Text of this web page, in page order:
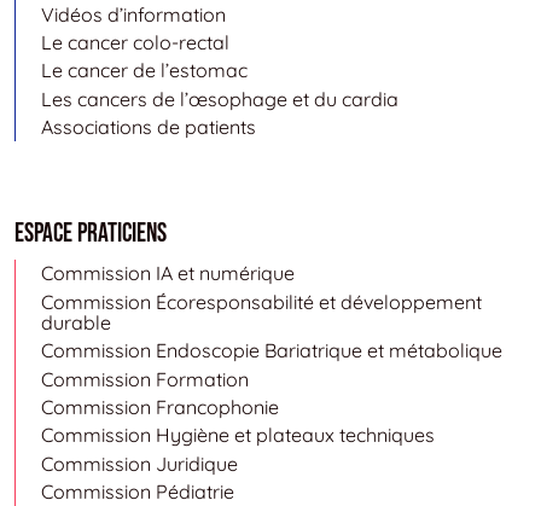
Vidéos d’information
Le cancer colo-rectal
Le cancer de l’estomac
Les cancers de l’œsophage et du cardia
Associations de patients
Espace Praticiens
Commission IA et numérique
Commission Écoresponsabilité et développement
durable
Commission Endoscopie Bariatrique et métabolique
Commission Formation
Commission Francophonie
Commission Hygiène et plateaux techniques
Commission Juridique
Commission Pédiatrie